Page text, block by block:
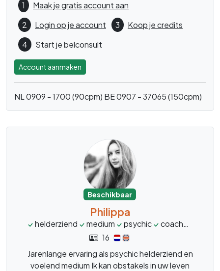
1
Maak je gratis account aan
2
Login op je account 3
Koop je credits
4
Start je belconsult
Account aanmaken
NL 0909 - 1700 (90cpm) BE 0907 - 37065 (150cpm)
Beschikbaar
Philippa
helderziend medium psychic coach
16
Jarenlange ervaring als psychic helderziend en
voelend medium Ik kan obstakels in uw leven